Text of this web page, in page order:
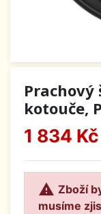
kotouče,
1 834 Kč
 Zboží
musíme